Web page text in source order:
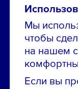
Мы
чтобы
на нашем
Если вы
Остались
Звони в
8 800 700-19-43